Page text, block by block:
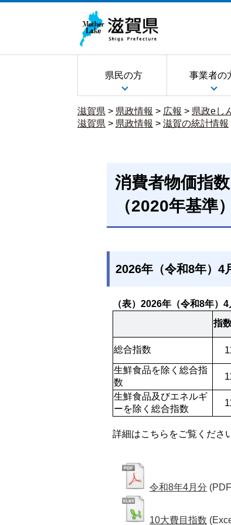
県民の方 事業者の
滋賀県 > 県政情報 > 広報 > 県政eし
滋賀県 > 県政情報 > 滋賀の統計情報
消費者物価指
（2020年基準）
2026年（令和8年）4
（表）2026年（令和8年）
指
総合指数
生鮮食品を除く総合指
数
生鮮食品及びエネルギ
ーを除く総合指数
詳細はこちらをご覧くださ
令和8年4月分
10大費目指数